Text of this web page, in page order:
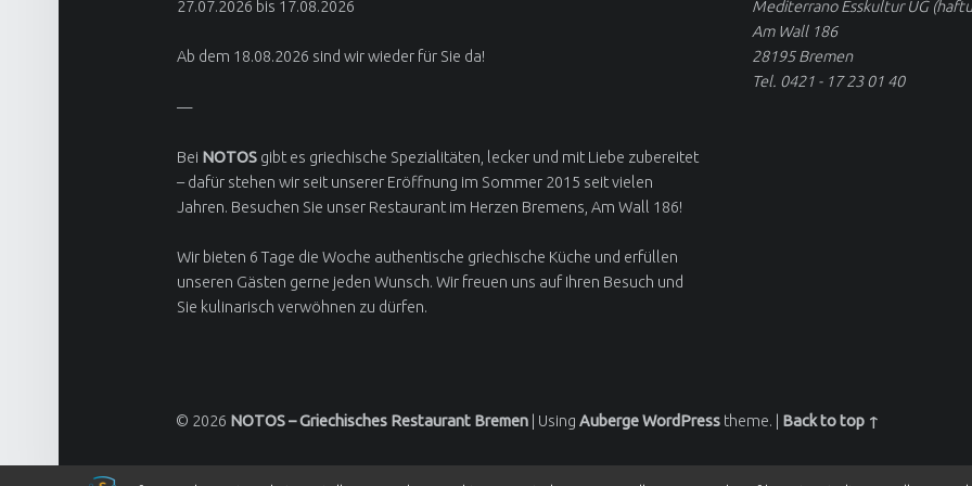
27.07.2026 bis 17.08.2026
Ab dem 18.08.2026 sind wir wieder für Sie da!
—
Bei NOTOSgibt es griechische Spezialitäten, lecker und mit Liebe zubereitet
– dafür stehen wir seit unserer Eröffnung im Sommer 2015 seit vielen
Jahren. Besuchen Sie unser Restaurant im Herzen Bremens, Am Wall 186!
Wir bieten 6 Tage die Woche authentische griechische Küche und erfüllen
unseren Gästen gerne jeden Wunsch. Wir freuen uns auf Ihren Besuch und
Sie kulinarisch verwöhnen zu dürfen.
Mediterrano Esskultur UG
Am Wall 186
28195 Bremen
Tel. 0421 - 17 23 01 40
© 2026 NOTOS – Griechisches Restaurant Bremen Using AubergeWordPress theme. Back to top ↑